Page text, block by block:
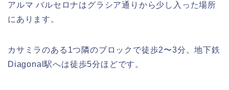
アルマ バルセロナはグラシア通りから少し入った場所
にあります。
カサミラのある1つ隣のブロックで徒歩2〜3分。地下鉄
Diagonal駅へは徒歩5分ほどです。